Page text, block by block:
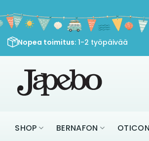
sisältöön
Nopea toimitus: 1-2 työpäivää
SHOP BERNAFON OTICON